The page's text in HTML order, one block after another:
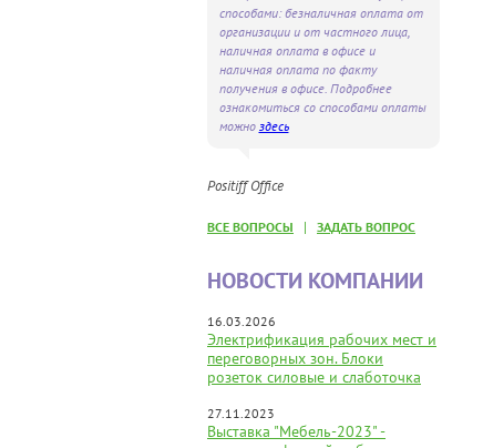
способами: безналичная оплата от
организации и от частного лица,
наличная оплата в офисе и
наличная оплата по факту
получения в офисе. Подробнее
ознакомиться со способами оплаты
можно здесь
Positiff Office
ВСЕ ВОПРОСЫ | ЗАДАТЬ ВОПРОС
НОВОСТИ КОМПАНИИ
16.03.2026
Электрификация рабочих мест и
переговорных зон. Блоки
розеток силовые и слаботочка
27.11.2023
Выставка "Мебель-2023" -